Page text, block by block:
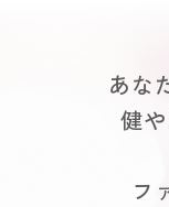
あな
健
フ